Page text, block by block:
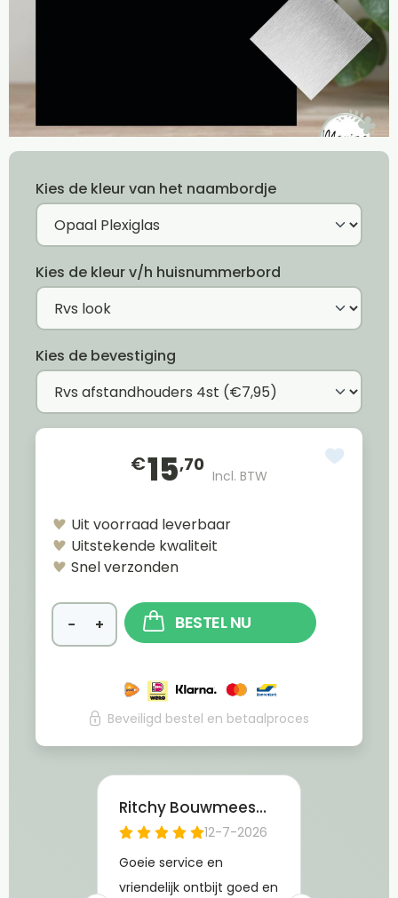
Kies de kleur van het naambordje
Kies de kleur v/h huisnummerbord
Kies de bevestiging
€15,70
Incl. BTW
Uit voorraad leverbaar
Uitstekende kwaliteit
Snel verzonden
− + BESTEL NU
Beveiligd bestel en betaalproces